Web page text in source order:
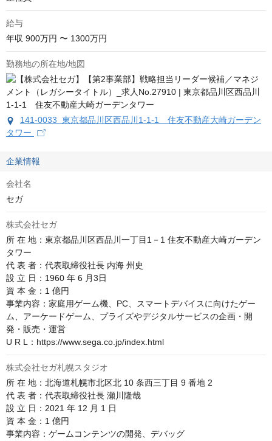
給与
年収 900万円 〜 1300万円
勤務地の所在地/地図
141-0033 東京都品川区西品川1-1-1 住友不動産大崎ガーデン
タワー
企業情報
会社名
セガ
株式会社セガ
所 在 地：東京都品川区西品川一丁目1－1 住友不動産大崎ガーデン
タワー
代 表 者：代表取締役社長 内海 州史
設 立 日：1960 年 6 月3日
資 本 金：1 億円
事業内容：家庭用ゲーム機、PC、スマートデバイスに向けたゲー
ム、アーケードゲーム、プライズやデジタルサービスの企画・開
発・販売・運営
U R L：https://www.sega.co.jp/index.html
株式会社セガ札幌スタジオ
所 在 地：北海道札幌市北区北 10 条西三丁目 9 番地 2
代 表 者：代表取締役社長 瀬川隆哉
設 立 日：2021 年 12 月 1 日
資 本 金：1 億円
事業内容：ゲームコンテンツの開発、デバッグ